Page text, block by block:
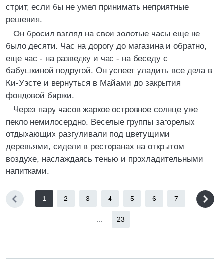
стрит, если бы не умел принимать неприятные
решения.
Он бросил взгляд на свои золотые часы еще не
было десяти. Час на дорогу до магазина и обратно,
еще час - на разведку и час - на беседу с
бабушкиной подругой. Он успеет уладить все дела в
Ки-Уэсте и вернуться в Майами до закрытия
фондовой биржи.
Через пару часов жаркое островное солнце уже
пекло немилосердно. Веселые группы загорелых
отдыхающих разгуливали под цветущими
деревьями, сидели в ресторанах на открытом
воздухе, наслаждаясь тенью и прохладительными
напитками.
1 2 3 4 5 6 7
23